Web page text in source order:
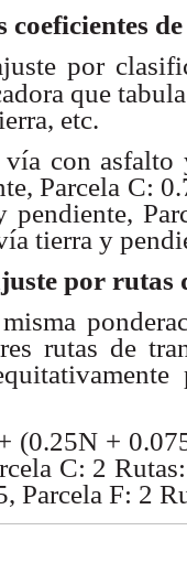
coeficientes
por
que
etc.
vía con
Parcela C:
pendiente,
tierra y
por rutas
rutas de
(0.25N +
C: 2
Parcela F: 2